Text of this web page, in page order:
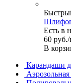
Есть в
60 руб.
В
Карандаши